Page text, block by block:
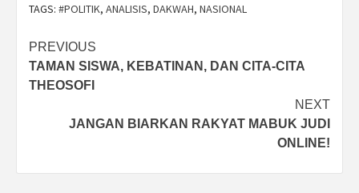
TAGS: #POLITIK, ANALISIS, DAKWAH, NASIONAL
Post
navigation
PREVIOUS
TAMAN SISWA, KEBATINAN, DAN CITA-CITA
THEOSOFI
NEXT
JANGAN BIARKAN RAKYAT MABUK JUDI
ONLINE!